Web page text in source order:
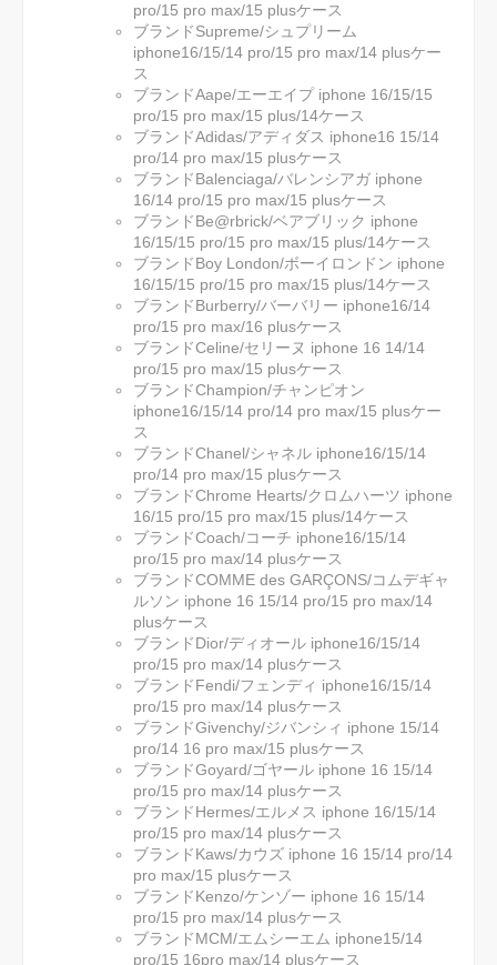
pro/15 pro max/15 plusケース
ブランドSupreme/シュプリーム
iphone16/15/14 pro/15 pro max/14 plusケー
ス
ブランドAape/エーエイプ iphone 16/15/15
pro/15 pro max/15 plus/14ケース
ブランドAdidas/アディダス iphone16 15/14
pro/14 pro max/15 plusケース
ブランドBalenciaga/バレンシアガ iphone
16/14 pro/15 pro max/15 plusケース
ブランドBe@rbrick/ベアブリック iphone
16/15/15 pro/15 pro max/15 plus/14ケース
ブランドBoy London/ボーイロンドン iphone
16/15/15 pro/15 pro max/15 plus/14ケース
ブランドBurberry/バーバリー iphone16/14
pro/15 pro max/16 plusケース
ブランドCeline/セリーヌ iphone 16 14/14
pro/15 pro max/15 plusケース
ブランドChampion/チャンピオン
iphone16/15/14 pro/14 pro max/15 plusケー
ス
ブランドChanel/シャネル iphone16/15/14
pro/14 pro max/15 plusケース
ブランドChrome Hearts/クロムハーツ iphone
16/15 pro/15 pro max/15 plus/14ケース
ブランドCoach/コーチ iphone16/15/14
pro/15 pro max/14 plusケース
ブランドCOMME des GARÇONS/コムデギャ
ルソン iphone 16 15/14 pro/15 pro max/14
plusケース
ブランドDior/ディオール iphone16/15/14
pro/15 pro max/14 plusケース
ブランドFendi/フェンディ iphone16/15/14
pro/15 pro max/14 plusケース
ブランドGivenchy/ジバンシィ iphone 15/14
pro/14 16 pro max/15 plusケース
ブランドGoyard/ゴヤール iphone 16 15/14
pro/15 pro max/14 plusケース
ブランドHermes/エルメス iphone 16/15/14
pro/15 pro max/14 plusケース
ブランドKaws/カウズ iphone 16 15/14 pro/14
pro max/15 plusケース
ブランドKenzo/ケンゾー iphone 16 15/14
pro/15 pro max/14 plusケース
ブランドMCM/エムシーエム iphone15/14
pro/15 16pro max/14 plusケース